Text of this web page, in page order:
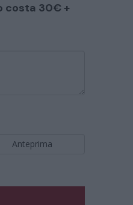
costa 30€ +
Anteprima